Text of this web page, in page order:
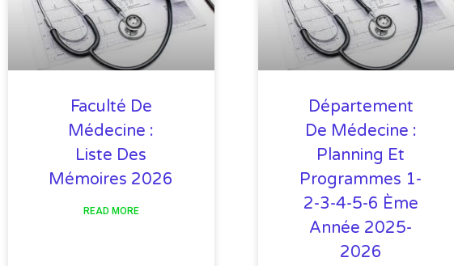
Faculté De
Médecine :
Liste Des
Mémoires 2026
READ MORE
Département
De Médecine :
Planning Et
Programmes 1-
2-3-4-5-6 Ème
Année 2025-
2026